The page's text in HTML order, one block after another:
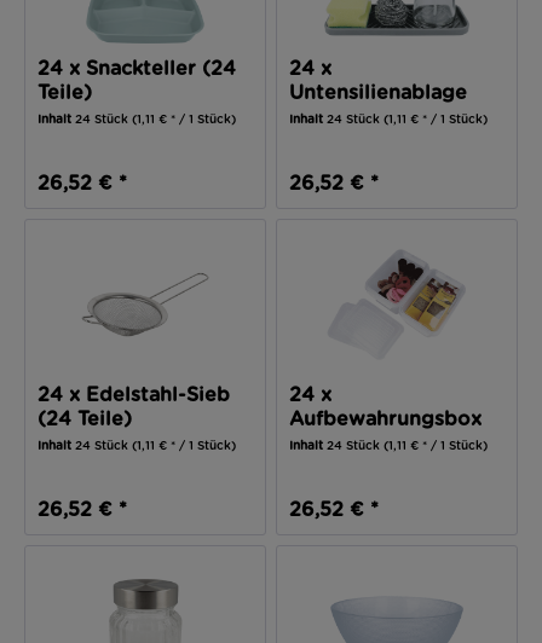
24 x Snackteller (24
Teile)
Inhalt 24 Stück(1,11 € * / 1 Stück)
26,52 € *
24 x
Untensilienablage
(24 Teile)
Inhalt 24 Stück(1,11 € * / 1 Stück)
26,52 € *
24 x Edelstahl-Sieb
(24 Teile)
Inhalt24 Stück(1,11 € * / 1 Stück)
26,52 € *
24 x
Aufbewahrungsbox
(24 Teile)
Inhalt24 Stück(1,11 € * / 1 Stück)
26,52 € *